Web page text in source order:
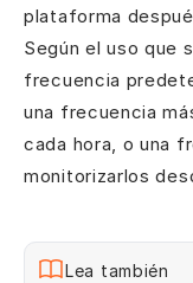
plataforma
Según el uso que
frecuencia
una frecuencia
cada hora, o una
monitorizarlos
Lea también